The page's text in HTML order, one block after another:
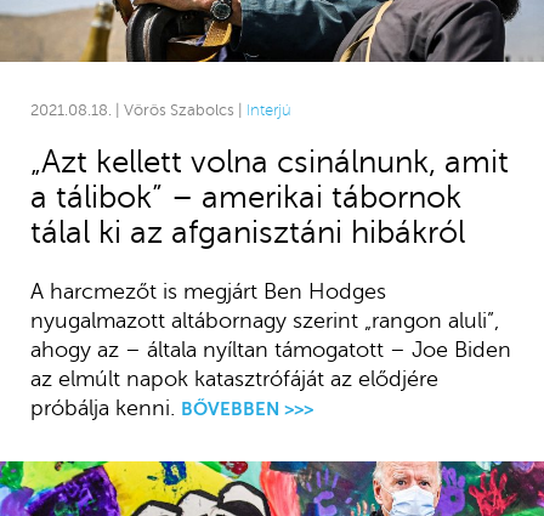
2021.08.18. | Vörös Szabolcs | Interjú
„Azt kellett volna csinálnunk, amit
a tálibok” – amerikai tábornok
tálal ki az afganisztáni hibákról
A harcmezőt is megjárt Ben Hodges
nyugalmazott altábornagy szerint „rangon aluli”,
ahogy az – általa nyíltan támogatott – Joe Biden
az elmúlt napok katasztrófáját az elődjére
próbálja kenni. BŐVEBBEN >>>